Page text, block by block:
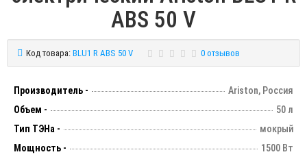
ABS 50 V
Код товара: BLU1 R ABS 50 V 0 отзывов
Производитель -
Ariston, Россия
Объем -
50 л
Тип ТЭНа -
мокрый
Мощность -
1500 Вт